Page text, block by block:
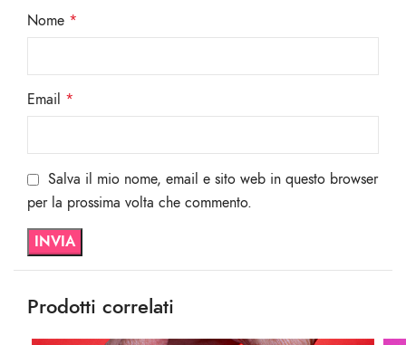
Nome *
Email *
Salva il mio nome, email e sito web in questo browser
per la prossima volta che commento.
Prodotti correlati